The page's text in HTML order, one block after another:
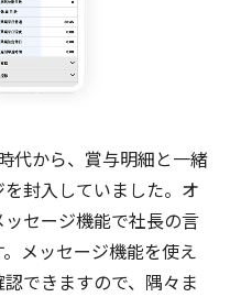
代から、賞与明細と一緒
封入していました。オ
セージ機能で社長の言
メッセージ機能を使え
できますので、隅々ま